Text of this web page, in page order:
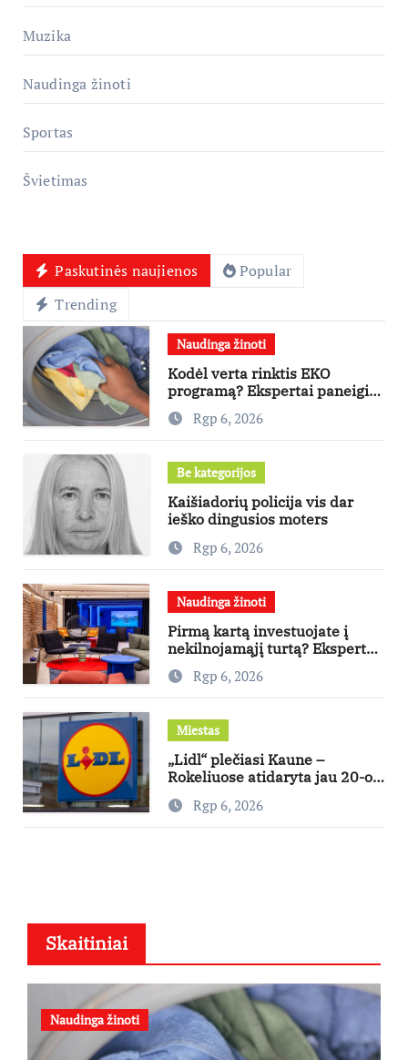
Muzika
Naudinga žinoti
Sportas
Švietimas
Paskutinės naujienos
Popular
Trending
Naudinga žinoti
Kodėl verta rinktis EKO
programą? Ekspertai paneigia
dažniausius mitus
Rgp 6, 2026
Be kategorijos
Kaišiadorių policija vis dar
ieško dingusios moters
Rgp 6, 2026
Naudinga žinoti
Pirmą kartą investuojate į
nekilnojamąjį turtą? Ekspertas
pataria, kaip pasirinkti būstą,
kuris generuos grąžą
Rgp 6, 2026
Miestas
„Lidl“ plečiasi Kaune –
Rokeliuose atidaryta jau 20-oji
parduotuvė mieste
Rgp 6, 2026
Skaitiniai
Naudinga žinoti